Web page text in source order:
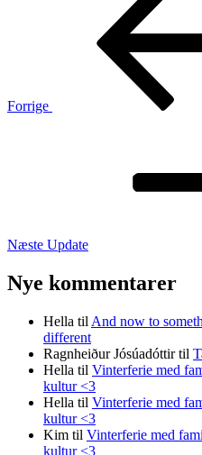
Forrige
Næste Update
Nye kommentarer
Hella til And now to
different
Ragnheiður Jósúadóttirtil
Hella til Vinterferie med
kultur <3
Hella til Vinterferie med
kultur <3
Kim til Vinterferie med
kultur <3